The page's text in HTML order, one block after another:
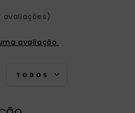
avaliações)
avaliação.
TODOS